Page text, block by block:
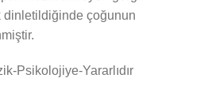
dinletildiğinde çoğunun